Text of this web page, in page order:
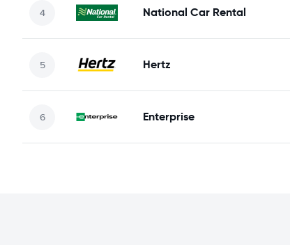
National Car Rental
Hertz
Enterprise